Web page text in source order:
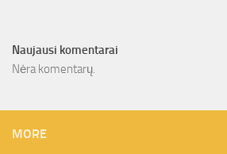
Naujausi komentarai
Nėra komentarų.
MORE